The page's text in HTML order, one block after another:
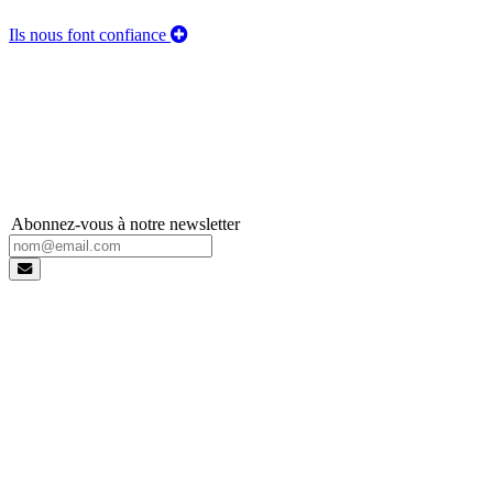
Ils nous font confiance
Abonnez-vous à notre newsletter